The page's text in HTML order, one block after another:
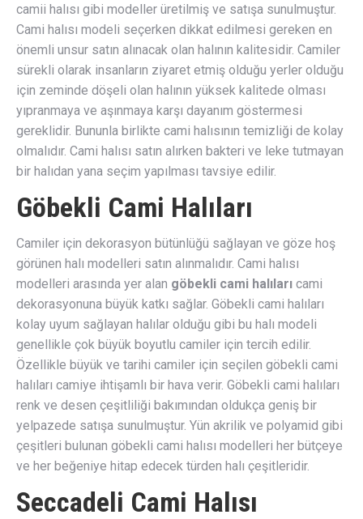
camii halısı gibi modeller üretilmiş ve satışa sunulmuştur.
Cami halısı modeli seçerken dikkat edilmesi gereken en
önemli unsur satın alınacak olan halının kalitesidir. Camiler
sürekli olarak insanların ziyaret etmiş olduğu yerler olduğu
için zeminde döşeli olan halının yüksek kalitede olması
yıpranmaya ve aşınmaya karşı dayanım göstermesi
gereklidir. Bununla birlikte cami halısının temizliği de kolay
olmalıdır. Cami halısı satın alırken bakteri ve leke tutmayan
bir halıdan yana seçim yapılması tavsiye edilir.
Göbekli Cami Halıları
Camiler için dekorasyon bütünlüğü sağlayan ve göze hoş
görünen halı modelleri satın alınmalıdır. Cami halısı
modelleri arasında yer alan göbekli cami halıları cami
dekorasyonuna büyük katkı sağlar. Göbekli cami halıları
kolay uyum sağlayan halılar olduğu gibi bu halı modeli
genellikle çok büyük boyutlu camiler için tercih edilir.
Özellikle büyük ve tarihi camiler için seçilen göbekli cami
halıları camiye ihtişamlı bir hava verir. Göbekli cami halıları
renk ve desen çeşitliliği bakımından oldukça geniş bir
yelpazede satışa sunulmuştur. Yün akrilik ve polyamid gibi
çeşitleri bulunan göbekli cami halısı modelleri her bütçeye
ve her beğeniye hitap edecek türden halı çeşitleridir.
Seccadeli Cami Halısı